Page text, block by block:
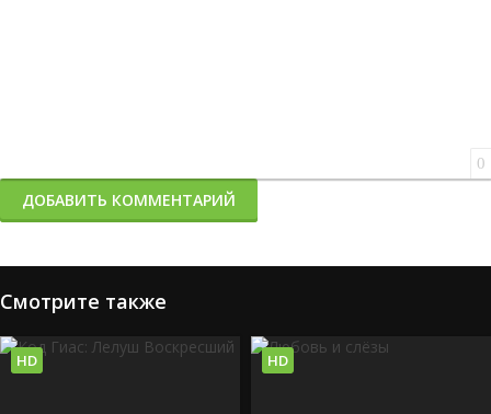
0
ДОБАВИТЬ КОММЕНТАРИЙ
Смотрите также
HD HD